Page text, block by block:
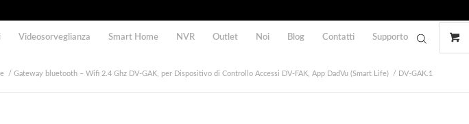
Videosorveglianza Smart Home NVR Outlet Noi Blog Contatti Supporto
/ Gateway bluetooth – Wifi 2.4 Ghz DV-GAK, per Dispositivo di Controllo Accessi DV-FAK, App DadVu (Smart Life) / DV-GAK.1